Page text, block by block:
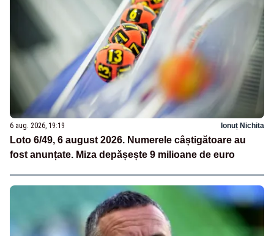
6 aug. 2026, 19:19 Ionuț Nichita
Loto 6/49, 6 august 2026. Numerele câștigătoare au
fost anunțate. Miza depășește 9 milioane de euro